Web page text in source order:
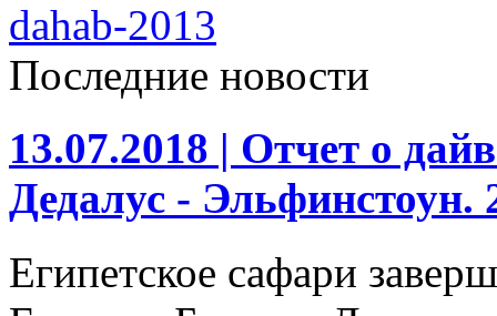
dahab-2013
Последние новости
13.07.2018 | Отчет о
Дедалус - Эльфинстоун.
Египетское сафари